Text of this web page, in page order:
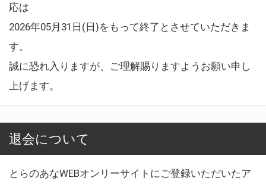
応は
2026年05月31日(日)をもって終了とさせていただきま
す。
誠に恐れ入りますが、ご理解賜りますようお願い申し
上げます。
退会について
とらのあなWEBオンリーサイトにご登録いただいたア